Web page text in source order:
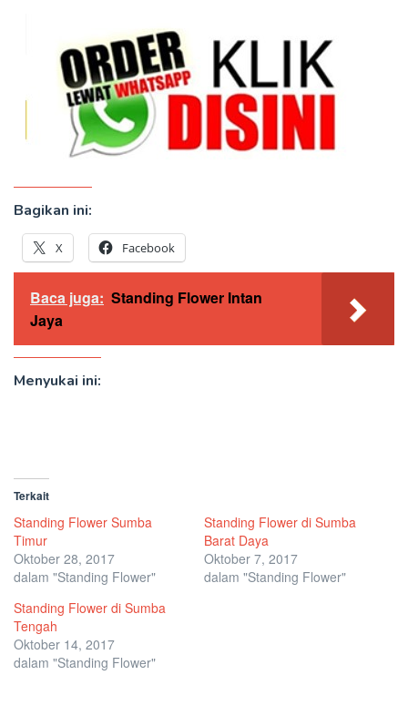
Bagikan ini:
X Facebook
Baca juga: Standing Flower Intan
Jaya
Menyukai ini:
Terkait
Standing Flower Sumba
Timur
Oktober 28, 2017
dalam "Standing Flower"
Standing Flower di Sumba
Barat Daya
Oktober 7, 2017
dalam "Standing Flower"
Standing Flower di Sumba
Tengah
Oktober 14, 2017
dalam "Standing Flower"